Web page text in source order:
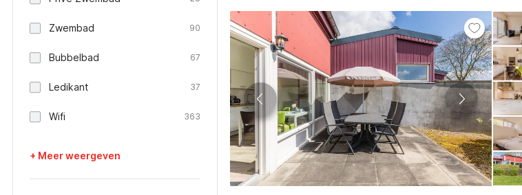
Zwembad 90
Bubbelbad 67
Ledikant 37
Wifi 363
+ Meer weergeven